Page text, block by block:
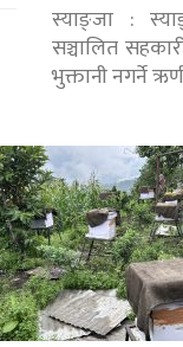
स्याङ्जा :
सञ्चालित
भुक्तानी नगर्ने